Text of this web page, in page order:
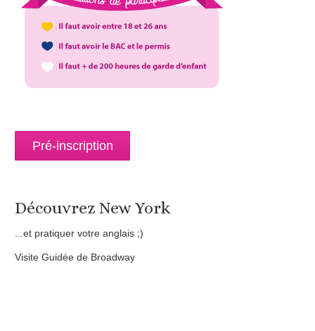
Pré-inscription
Découvrez New York
...et pratiquer votre anglais ;)
Visite Guidée de Broadway